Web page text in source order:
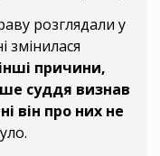
розглядали у
змінилася
причини,
суддя визнав
він про них не